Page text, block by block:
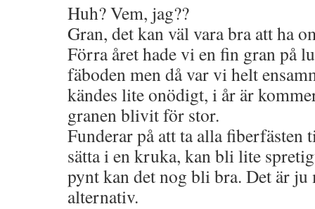
Huh? Vem, jag??
Gran, det kan väl vara bra att ha
Förra året hade vi en fin gran på
fäboden men då var vi helt
kändes lite onödigt, i år är
granen blivit för stor.
Funderar på att ta alla fiberfästen
sätta i en kruka, kan bli lite
pynt kan det nog bli bra. Det är ju
alternativ.